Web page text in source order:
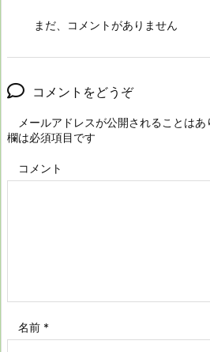
まだ、コメントがありません
コメントをどうぞ
メールアドレスが公開されることはあ
欄は必須項目です
コメント
名前 *